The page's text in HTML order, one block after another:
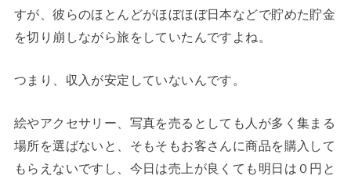
すが、彼らのほとんどがほぼほぼ日本などで貯めた貯金
を切り崩しながら旅をしていたんですよね。
つまり、収入が安定していないんです。
絵やアクセサリー、写真を売るとしても人が多く集まる
場所を選ばないと、そもそもお客さんに商品を購入して
もらえないですし、今日は売上が良くても明日は０円と